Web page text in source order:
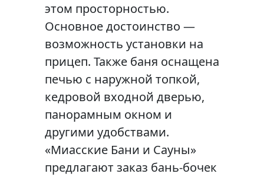
этом просторностью.
Основное достоинство —
возможность установки на
прицеп. Также баня оснащена
печью с наружной топкой,
кедровой входной дверью,
панорамным окном и
другими удобствами.
«Миасские Бани и Сауны»
предлагают заказ бань-бочек